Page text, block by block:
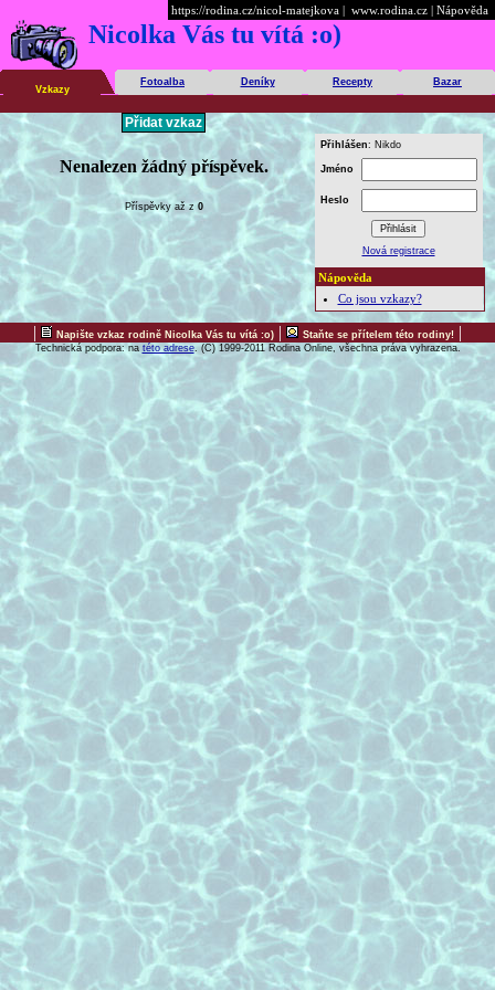
https://rodina.cz/nicol-matejkova | www.rodina.cz | Nápověda
Nicolka Vás tu vítá :o)
Vzkazy
Fotoalba Deníky Recepty Bazar
Nenalezen žádný příspěvek.
Příspěvky ažz 0
Přihlášen: Nikdo
Jméno
Heslo
Nová registrace
Nápověda
Co jsou vzkazy?
| Napište vzkaz rodině Nicolka Vás tu vítá :o) | Staňte se přítelem této rodiny! |
Technická podpora: na této adrese. (C) 1999-2011 Rodina Online, všechna práva vyhrazena.